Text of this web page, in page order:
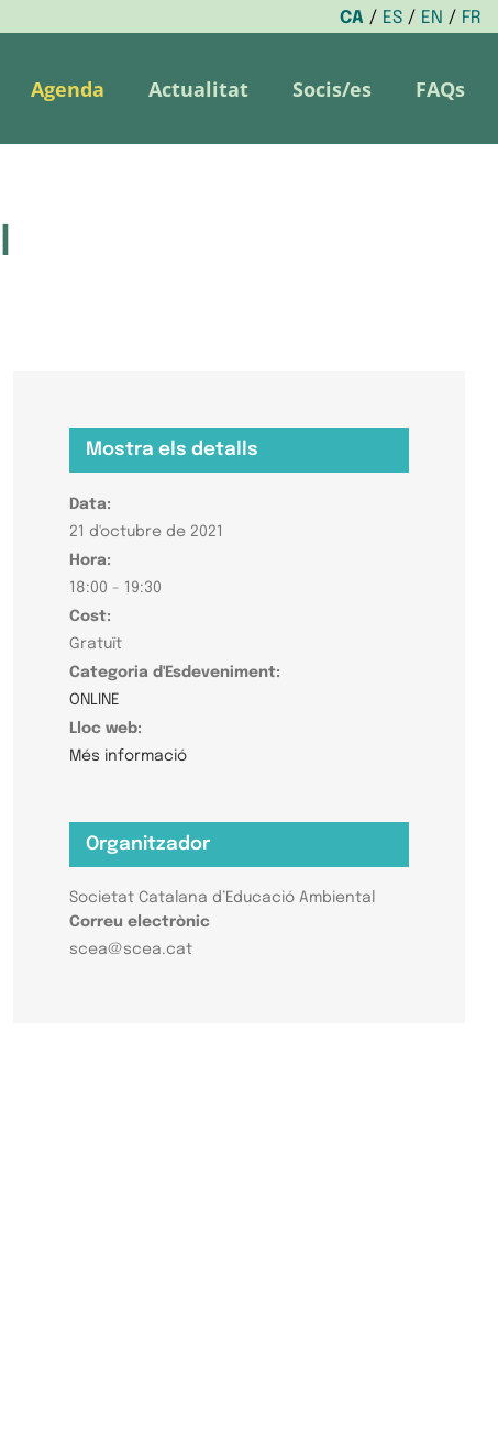
CA ES EN
FR
Agenda Actualitat Socis/es FAQs
Mostra els detalls
Data:
21 d'octubre de 2021
Hora:
18:00 - 19:30
Cost:
Gratuït
Categoria d'Esdeveniment:
ONLINE
Lloc web:
Més informació
Organitzador
Societat Catalana d’Educació Ambiental
Correu electrònic
scea@scea.cat